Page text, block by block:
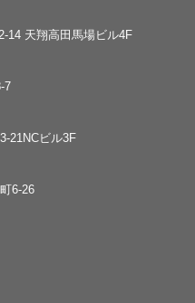
14 天翔高田馬場ビル4F
7
21NCビル3F
6-26